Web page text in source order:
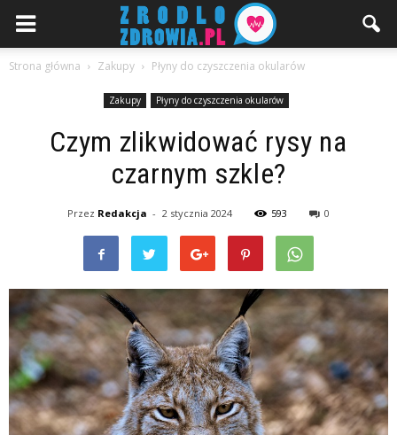
Strona główna Zakupy Płyny do czyszczenia okularów
Zakupy Płyny do czyszczenia okularów
Czym zlikwidować rysy na
czarnym szkle?
Przez Redakcja - 2 stycznia 2024 593 0